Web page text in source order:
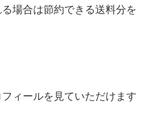
場合は節約できる送料分を
ィールを見ていただけます